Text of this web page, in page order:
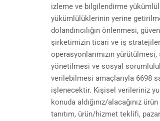
izleme ve bilgilendirme
yükümlülüklerinin yerine
dolandırıcılığın önlenmesi,
şirketimizin ticari ve iş
operasyonlarımızın
yönetilmesi ve sosyal
verilebilmesi amaçlarıyla 6698
işlenecektir. Kişisel verileriniz
konuda aldığınız/alacağınız
tanıtım, ürün/hizmet teklifi,